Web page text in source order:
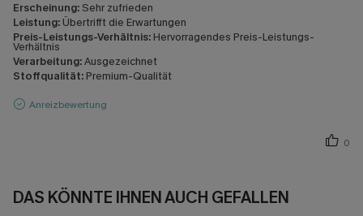
Erscheinung: Sehr zufrieden
Leistung: Übertrifft die Erwartungen
Preis-Leistungs-Verhältnis: Hervorragendes Preis-Leistungs-
Verhältnis
Verarbeitung:Ausgezeichnet
Stoffqualität: Premium-Qualität
Anreizbewertung
0
DAS KÖNNTE IHNEN AUCH GEFALLEN